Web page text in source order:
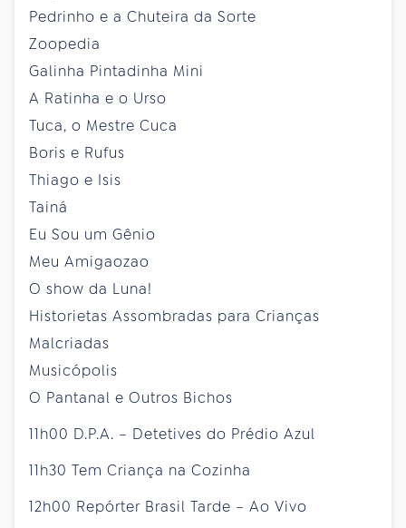
Pedrinho e a Chuteira da Sorte
Zoopedia
Galinha Pintadinha Mini
A Ratinha e o Urso
Tuca, o Mestre Cuca
Boris e Rufus
Thiago e Isis
Tainá
Eu Sou um Gênio
Meu Amigaozao
O show da Luna!
Historietas Assombradas para Crianças
Malcriadas
Musicópolis
O Pantanal e Outros Bichos
11h00 D.P.A. – Detetives do Prédio Azul
11h30 Tem Criança na Cozinha
12h00 Repórter Brasil Tarde – Ao Vivo